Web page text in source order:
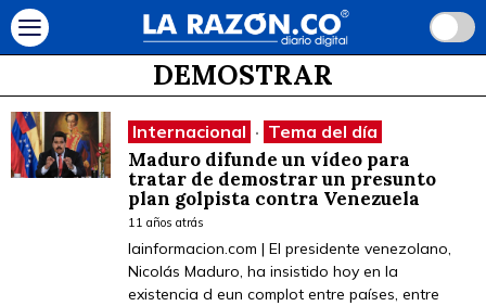
DEMOSTRAR
Internacional · Tema del día
Maduro difunde un vídeo para
tratar de demostrar un presunto
plan golpista contra Venezuela
11 años atrás
lainformacion.com | El presidente venezolano,
Nicolás Maduro, ha insistido hoy en la
existencia d eun complot entre países, entre